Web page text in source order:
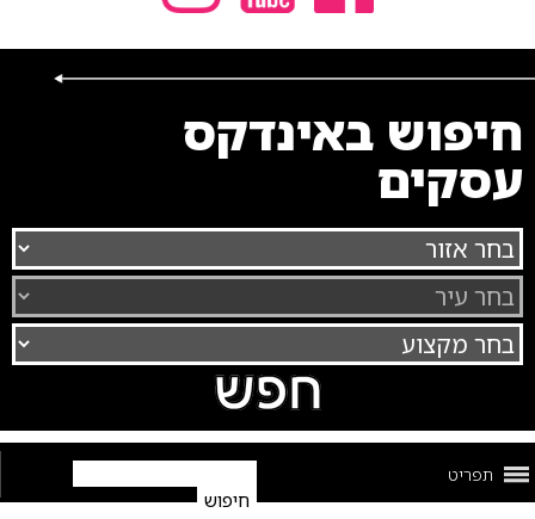
חיפוש באינדקס
עסקים
תפריט